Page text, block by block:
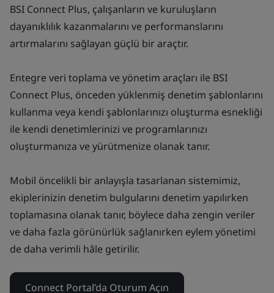
BSI Connect Plus, çalışanların ve kuruluşların
dayanıklılık kazanmalarını ve performanslarını
artırmalarını sağlayan güçlü bir araçtır.
Entegre veri toplama ve yönetim araçları ile BSI
Connect Plus, önceden yüklenmiş denetim şablonlarını
kullanma veya kendi şablonlarınızı oluşturma esnekliği
ile kendi denetimlerinizi ve programlarınızı
oluşturmanıza ve yürütmenize olanak tanır.
Mobil öncelikli bir anlayışla tasarlanan sistemimiz,
ekiplerinizin denetim bulgularını denetim yapılırken
toplamasına olanak tanır, böylece daha zengin veriler
ve daha fazla görünürlük sağlanırken eylem yönetimi
de daha verimli hâle getirilir.
Connect Portal’da Oturum Açın